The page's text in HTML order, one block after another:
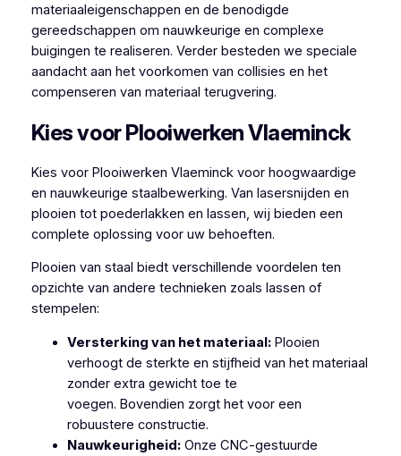
materiaaleigenschappen en de benodigde
gereedschappen om nauwkeurige en complexe
buigingen te realiseren. Verder besteden we speciale
aandacht aan het voorkomen van collisies en het
compenseren van materiaal terugvering.
Kies voor Plooiwerken Vlaeminck
Kies voor Plooiwerken Vlaeminck voor hoogwaardige
en nauwkeurige staalbewerking. Van lasersnijden en
plooien tot poederlakken en lassen, wij bieden een
complete oplossing voor uw behoeften.
Plooien van staal biedt verschillende voordelen ten
opzichte van andere technieken zoals lassen of
stempelen:
Versterking van het materiaal:Plooien
verhoogt de sterkte en stijfheid van het materiaal
zonder extra gewicht toe te
voegen. Bovendien zorgt het voor een
robuustere constructie.
Nauwkeurigheid:Onze CNC-gestuurde